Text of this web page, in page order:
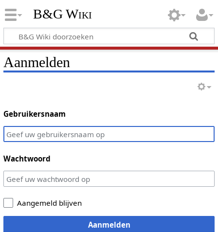
B&G Wiki
Aanmelden
Gebruikersnaam
Wachtwoord
Aangemeld blijven
Aanmelden